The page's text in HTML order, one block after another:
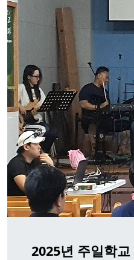
2025년 주일학